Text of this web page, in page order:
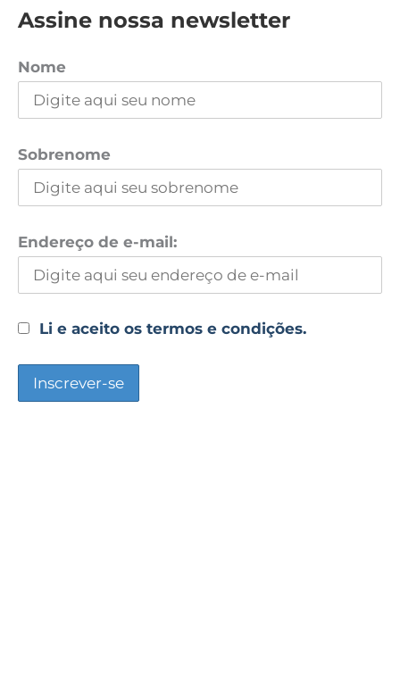
Assine nossa newsletter
Nome
Sobrenome
Endereço de e-mail:
Li e aceito os termos e condições.